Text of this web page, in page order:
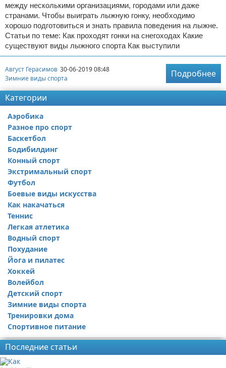
между несколькими организациями, городами или даже
странами. Чтобы выиграть лыжную гонку, необходимо
хорошо подготовиться и знать правила поведения на лыжне.
Статьи по теме: Как проходят гонки на снегоходах Какие
существуют виды лыжного спорта Как выступили
Август Герасимов 30-06-2019 08:48
Зимние виды спорта
Подробнее
Категории
Аэробика
Разное про спорт
Баскетбол
Бодибилдинг
Конный спорт
Экстримальный спорт
Футбол
Боевые виды искусства
Как накачаться
Теннис
Легкая атлетика
Водный спорт
Похудание
Йога и пилатес
Хоккей
Волейбол
Детский спорт
Зимние виды спорта
Тренировки дома
Спортивное питание
Последние статьи